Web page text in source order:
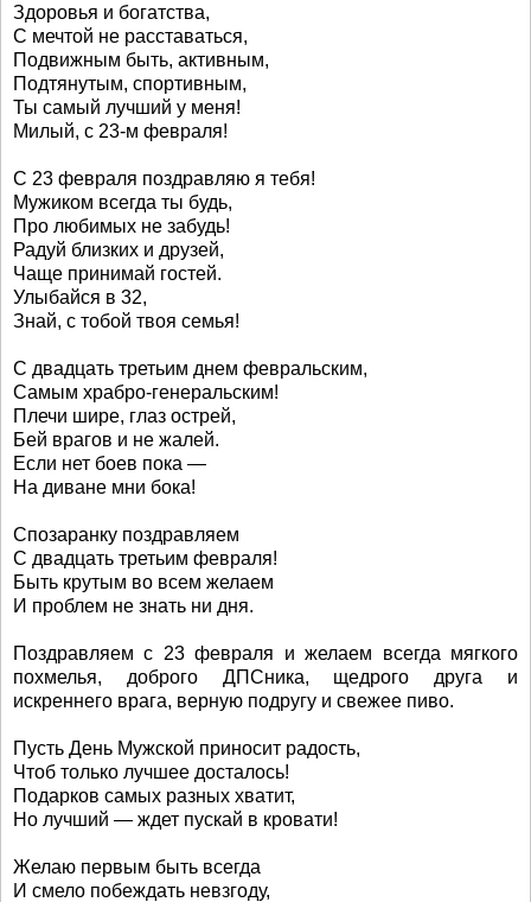
Здоровья и богатства,
С мечтой не расставаться,
Подвижным быть, активным,
Подтянутым, спортивным,
Ты самый лучший у меня!
Милый, с 23-м февраля!
С 23 февраля поздравляю я тебя!
Мужиком всегда ты будь,
Про любимых не забудь!
Радуй близких и друзей,
Чаще принимай гостей.
Улыбайся в 32,
Знай, с тобой твоя семья!
С двадцать третьим днем февральским,
Самым храбро-генеральским!
Плечи шире, глаз острей,
Бей врагов и не жалей.
Если нет боев пока —
На диване мни бока!
Спозаранку поздравляем
С двадцать третьим февраля!
Быть крутым во всем желаем
И проблем не знать ни дня.
Поздравляем с 23 февраля и желаем всегда мягкого
похмелья, доброго ДПСника, щедрого друга и
искреннего врага, верную подругу и свежее пиво.
Пусть День Мужской приносит радость,
Чтоб только лучшее досталось!
Подарков самых разных хватит,
Но лучший — ждет пускай в кровати!
Желаю первым быть всегда
И смело побеждать невзгоду,